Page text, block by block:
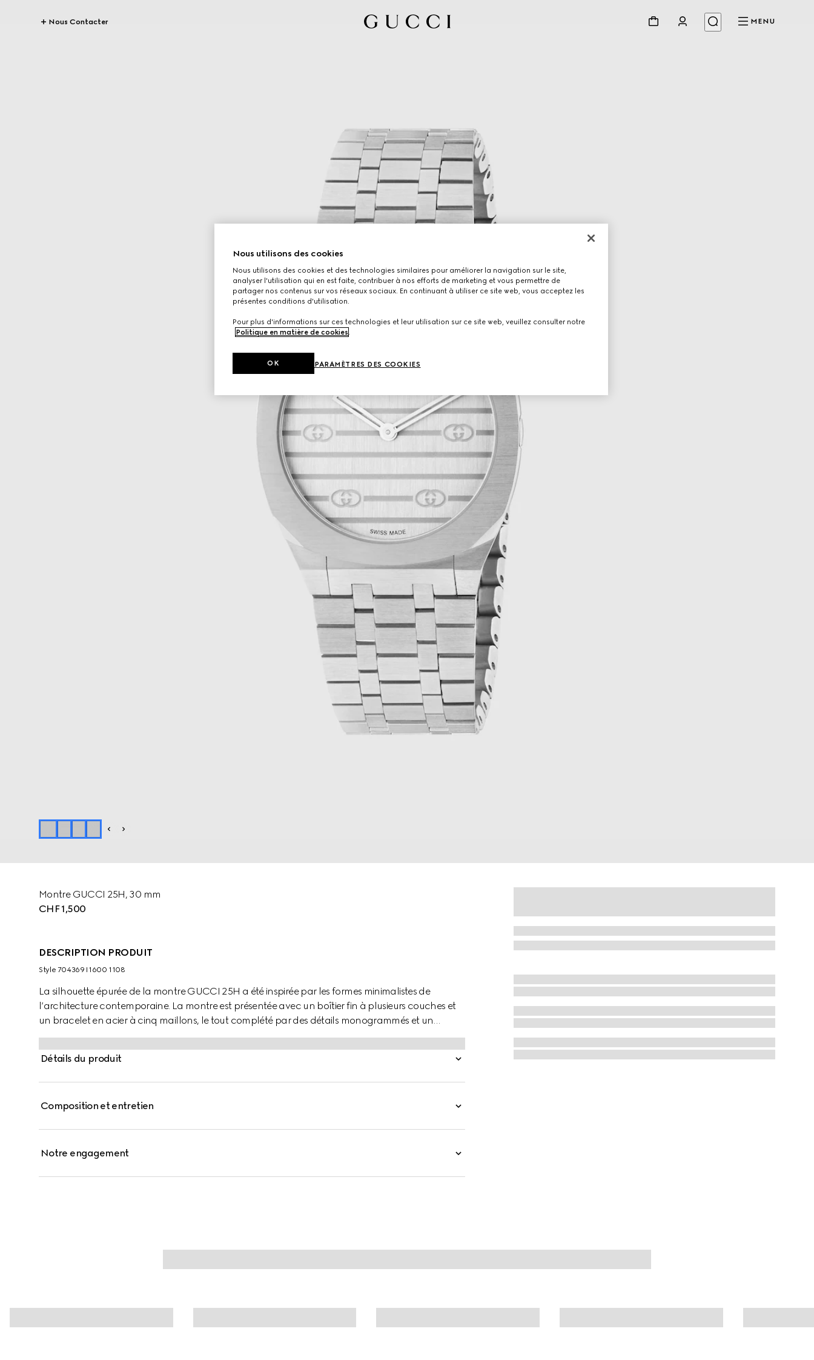
Nous Contacter MENU
Montre GUCCI 25H, 30 mm
CHF 1,500
DESCRIPTION PRODUIT
Style ‎704369 I1600 1108
La silhouette épurée de la montre GUCCI 25H a été inspirée par les formes minimalistes de
l’architecture contemporaine. La montre est présentée avec un boîtier fin à plusieurs couches et
un bracelet en acier à cinq maillons, le tout complété par des détails monogrammés et un
cadran argenté.
Détails du produit
Composition et entretien
Notre engagement
Nous utilisons des cookies
Nous utilisons des cookies et des technologies similaires pour améliorer la navigation sur le site,
analyser l'utilisation qui en est faite, contribuer à nos efforts de marketing et vous permettre de
partager nos contenus sur vos réseaux sociaux. En continuant à utiliser ce site web, vous acceptez les
présentes conditions d'utilisation.
Pour plus d'informations sur ces technologies et leur utilisation sur ce site web, veuillez consulter notre
Politique en matière de cookies.
PARAMÈTRES DES COOKIES
OK